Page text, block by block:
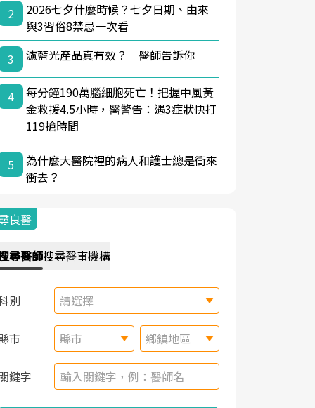
2
2026七夕什麼時候？七夕日期、由來
與3習俗8禁忌一次看
3
濾藍光產品真有效？ 醫師告訴你
4
每分鐘190萬腦細胞死亡！把握中風黃
金救援4.5小時，醫警告：遇3症狀快打
119搶時間
5
為什麼大醫院裡的病人和護士總是衝來
衝去？
良醫
尋醫師搜尋醫事機構
別 請選擇
市 縣市 鄉鎮地區
鍵字